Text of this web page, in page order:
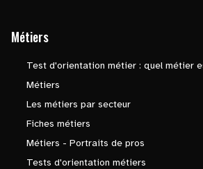
Métiers
Test d'orientation métier : quel métier
Métiers
Les métiers par secteur
Fiches métiers
Métiers - Portraits de pros
Tests d'orientation métiers